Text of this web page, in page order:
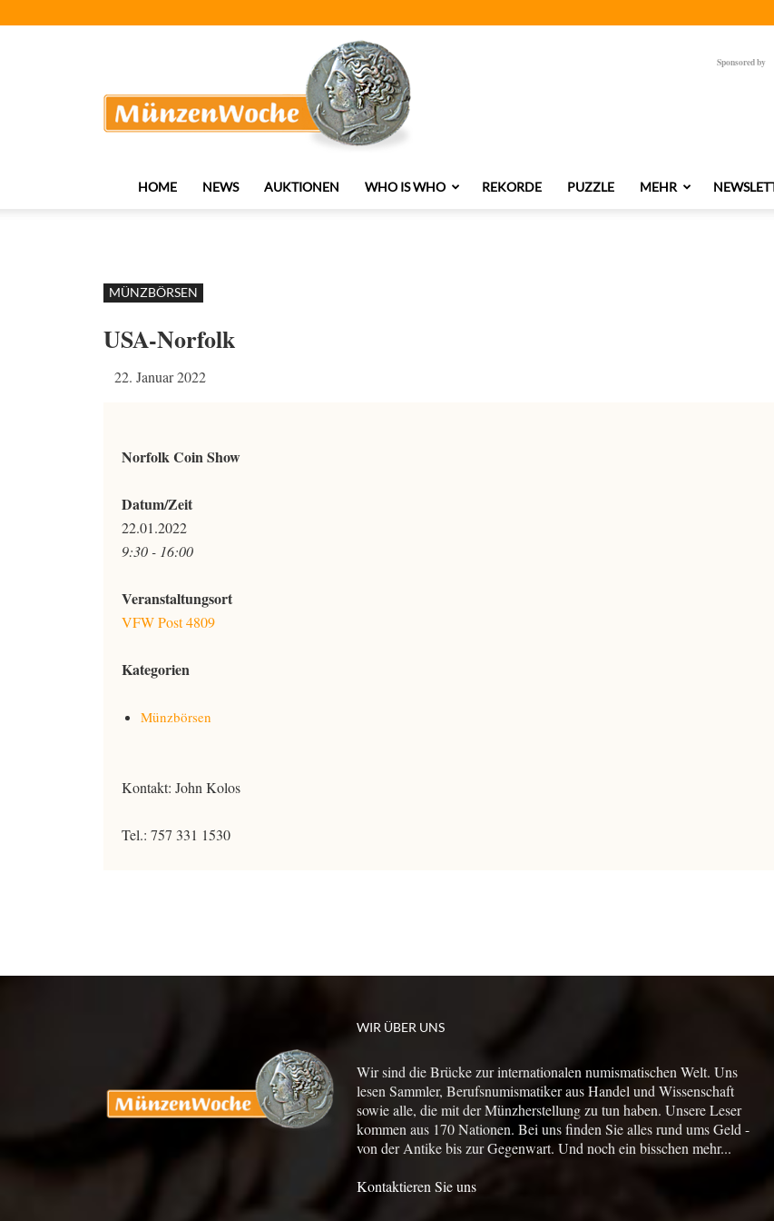
Sponsored by
HOME NEWS AUKTIONEN WHO IS WHO REKORDE PUZZLE MEHR
MÜNZBÖRSEN
USA-Norfolk
22. Januar 2022
Norfolk Coin Show
Datum/Zeit
22.01.2022
9:30 - 16:00
Veranstaltungsort
VFW Post 4809
Kategorien
Münzbörsen
Kontakt: John Kolos
Tel.: 757 331 1530
WIR ÜBER UNS
Wir sind die Brücke zur internationalen numismatischen Welt. Uns
lesen Sammler, Berufsnumismatiker aus Handel und Wissenschaft
sowie alle, die mit der Münzherstellung zu tun haben. Unsere Leser
kommen aus 170 Nationen. Bei uns finden Sie alles rund ums Geld -
von der Antike bis zur Gegenwart. Und noch ein bisschen mehr...
Kontaktieren Sie uns